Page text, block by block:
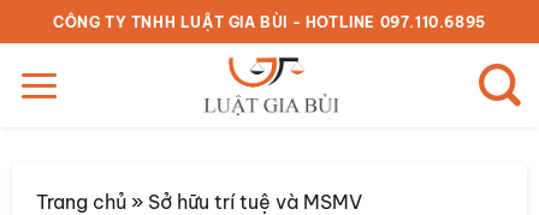
qua
nội
dung
CÔNG TY TNHH LUẬT GIA BÙI - HOTLINE 097.110.6895
Trang chủ» Sở hữu trí tuệ và MSMV